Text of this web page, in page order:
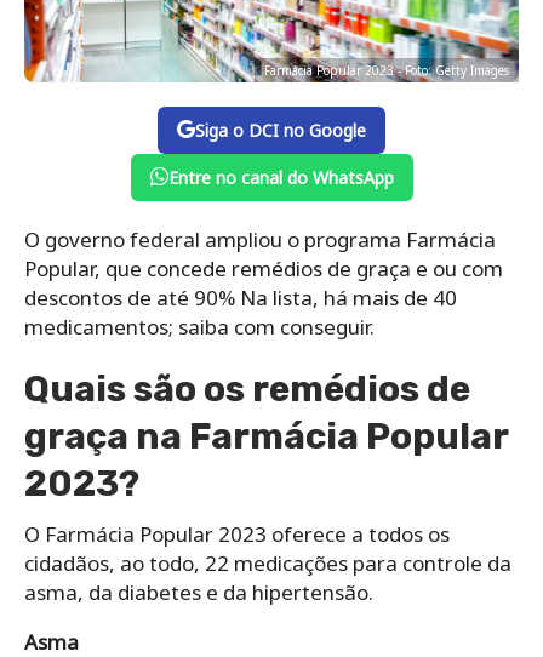
Farmácia Popular 2023 - Foto: Getty Images
Siga o DCI no Google
Entre no canal do WhatsApp
O governo federal ampliou o programa Farmácia
Popular, que concede remédios de graça e ou com
descontos de até 90% Na lista, há mais de 40
medicamentos; saiba com conseguir.
Quais são os remédios de
graça na Farmácia Popular
2023?
O Farmácia Popular 2023 oferece a todos os
cidadãos, ao todo, 22 medicações para controle da
asma, da diabetes e da hipertensão.
Asma